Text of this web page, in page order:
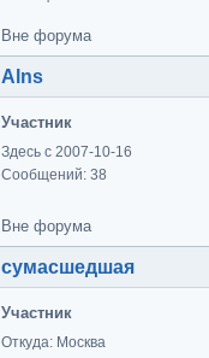
Вне форума
Alns
Участник
Здесь с 2007-10-16
Сообщений: 38
Вне форума
сумасшедшая
Участник
Откуда: Москва